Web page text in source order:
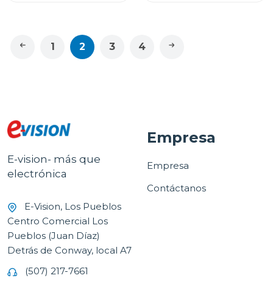
1 2 3 4
E-vision- más que
electrónica
E-Vision, Los Pueblos
Centro Comercial Los
Pueblos (Juan Díaz)
Detrás de Conway, local A7
(507) 217-7661
Empresa
Empresa
Contáctanos